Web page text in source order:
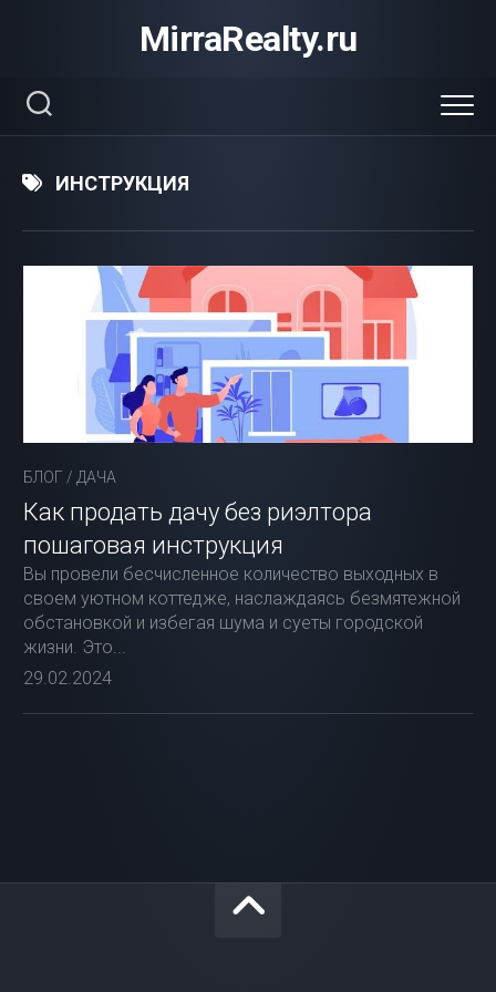
MirraRealty.ru
ИНСТРУКЦИЯ
БЛОГ / ДАЧА
Как продать дачу без риэлтора
пошаговая инструкция
Вы провели бесчисленное количество выходных в
своем уютном коттедже, наслаждаясь безмятежной
обстановкой и избегая шума и суеты городской
жизни. Это...
29.02.2024